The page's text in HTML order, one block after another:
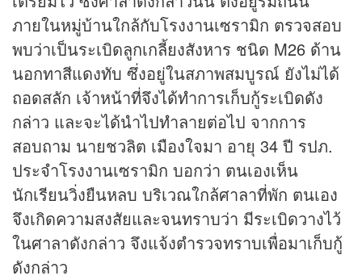
ภายในหมู่บ้านใกล้กับโรงงานเซรามิก ตรวจสอบ
พบว่าเป็นระเบิดลูกเกลี้ยงสังหาร ชนิด M26 ด้าน
นอกทาสีแดงทับ ซึ่งอยู่ในสภาพสมบูรณ์ ยังไม่ได้
ถอดสลัก เจ้าหน้าที่จึงได้ทำการเก็บกู้ระเบิดดัง
กล่าว และจะได้นำไปทำลายต่อไป จากการ
สอบถาม นายชวลิต เมืองใจมา อายุ 34 ปี รปภ.
ประจำโรงงานเซรามิก บอกว่า ตนเองเห็น
นักเรียนวิ่งยืนหลบ บริเวณใกล้ศาลาที่พัก ตนเอง
จึงเกิดความสงสัยและจนทราบว่า มีระเบิดวางไว้
ในศาลาดังกล่าว จึงแจ้งตำรวจทราบเพื่อมาเก็บกู้
ดังกล่าว